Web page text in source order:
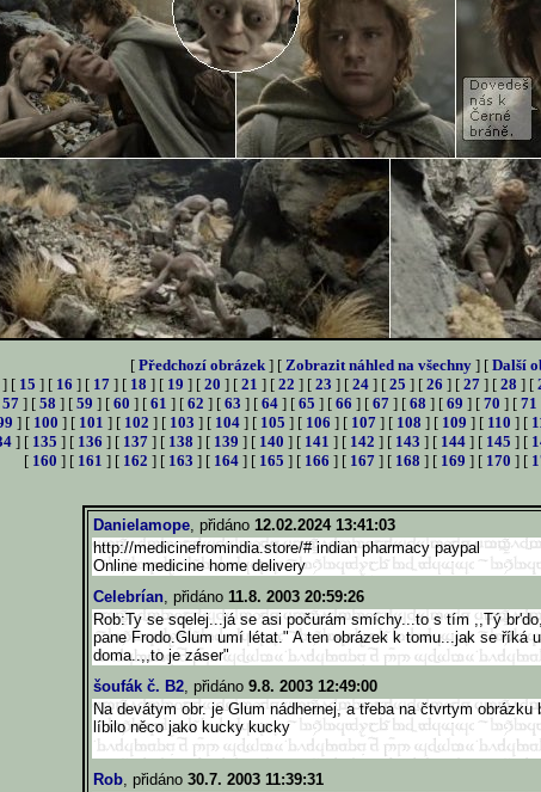
[ Předchozí obrázek ] [ Zobrazit náhled na všechny ] [ Další
] [ 15 ] [ 16 ] [ 17 ] [ 18 ] [ 19 ] [ 20 ] [ 21 ] [ 22 ] [ 23 ] [ 24 ] [ 25 ] [ 26 ] [ 27 ] [ 28 ] [
57] [ 58 ] [ 59 ] [ 60 ] [ 61 ] [ 62 ] [ 63 ] [ 64] [ 65 ] [ 66 ] [ 67] [ 68 ] [ 69 ] [ 70 ] [ 71
] [ 100 ] [ 101 ] [ 102 ] [ 103 ] [ 104 ] [ 105 ] [ 106 ] [ 107 ] [ 108 ] [ 109 ] [ 110 ] [
] [ 135 ] [ 136 ] [ 137] [ 138 ] [ 139 ] [ 140 ] [ 141 ] [ 142 ] [ 143 ] [ 144] [ 145 ] [
[ 160 ] [ 161 ] [ 162 ] [ 163 ] [ 164] [ 165 ] [ 166 ] [ 167] [ 168 ] [ 169 ] [ 170 ] [
Danielamope, přidáno 12.02.2024 13:41:03
http://medicinefromindia.store/# indian pharmacy paypal
Online medicine home delivery
Celebrían, přidáno 11.8. 2003 20:59:26
Rob:Ty se sqelej...já se asi počurám smíchy...to s tím ,,Tý
pane Frodo.Glum umí létat." A ten obrázek k tomu...jak se říká
doma..,,to je záser"
šoufák č. B2, přidáno 9.8. 2003 12:49:00
Na devátym obr. je Glum nádhernej, a třeba na čtvrtym obrázku
líbilo něco jako kucky kucky
Rob, přidáno 30.7. 2003 11:39:31